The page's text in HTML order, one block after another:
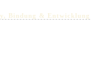
Bindung & Entwicklung